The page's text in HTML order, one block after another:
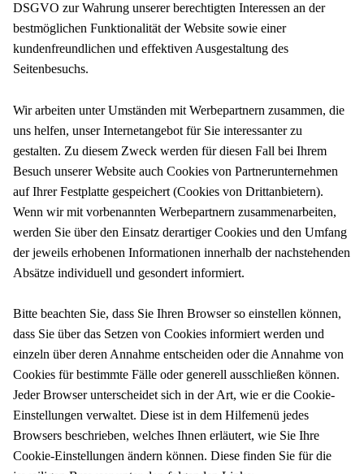
DSGVO zur Wahrung unserer berechtigten Interessen an der
bestmöglichen Funktionalität der Website sowie einer
kundenfreundlichen und effektiven Ausgestaltung des
Seitenbesuchs.
Wir arbeiten unter Umständen mit Werbepartnern zusammen, die
uns helfen, unser Internetangebot für Sie interessanter zu
gestalten. Zu diesem Zweck werden für diesen Fall bei Ihrem
Besuch unserer Website auch Cookies von Partnerunternehmen
auf Ihrer Festplatte gespeichert (Cookies von Drittanbietern).
Wenn wir mit vorbenannten Werbepartnern zusammenarbeiten,
werden Sie über den Einsatz derartiger Cookies und den Umfang
der jeweils erhobenen Informationen innerhalb der nachstehenden
Absätze individuell und gesondert informiert.
Bitte beachten Sie, dass Sie Ihren Browser so einstellen können,
dass Sie über das Setzen von Cookies informiert werden und
einzeln über deren Annahme entscheiden oder die Annahme von
Cookies für bestimmte Fälle oder generell ausschließen können.
Jeder Browser unterscheidet sich in der Art, wie er die Cookie-
Einstellungen verwaltet. Diese ist in dem Hilfemenü jedes
Browsers beschrieben, welches Ihnen erläutert, wie Sie Ihre
Cookie-Einstellungen ändern können. Diese finden Sie für die